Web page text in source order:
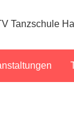
Tanzschule